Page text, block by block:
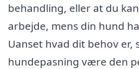
behandling, eller at du
arbejde, mens din hund
Uanset hvad dit behov er,
hundepasning være den